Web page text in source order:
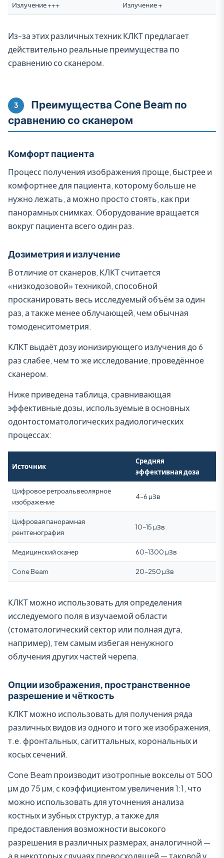
Излучение +++ Излучение +
Из-за этих различных техник КЛКТ предлагает
действительно реальные преимущества по
сравнению со сканером.
3
Преимущества Cone Beam по
сравнению со сканером
Комфорт пациента
Процесс получения изображения проще, быстрее и
комфортнее для пациента, которому больше не
нужно лежать, а можно просто стоять, как при
панорамных снимках. Оборудование вращается
вокруг пациента всего один раз.
Дозиметрия и излучение
В отличие от сканеров, КЛКТ считается
«низкодозовой» техникой, способной
просканировать весь исследуемый объём за один
раз, а также менее облучающей, чем обычная
томоденситометрия.
КЛКТ выдаёт дозу ионизирующего излучения до 6
раз слабее, чем то же исследование, проведённое
сканером.
Ниже приведена таблица, сравнивающая
эффективные дозы, используемые в основных
одонтостоматологических радиологических
процессах:
Источник
Средняя
эффективная доза
Цифровое ретроальвеолярное
изображение
4–6 µЗв
Цифровая панорамная
рентгенография
10–15 µЗв
Медицинский сканер 60–1300 µЗв
Cone Beam 20–250 µЗв
КЛКТ можно использовать для определения
исследуемого поля в изучаемой области
(стоматологический сектор или полная дуга,
например), тем самым избегая ненужного
облучения других частей черепа.
Опции изображения, пространственное
разрешение и чёткость
КЛКТ можно использовать для получения ряда
различных видов из одного и того же изображения,
т.е. фронтальных, сагиттальных, корональных и
косых сечений.
Cone Beam производит изотропные вокселы от 500
µм до 75 µм, с коэффициентом увеличения 1:1, что
можно использовать для уточнения анализа
костных и зубных структур, а также для
предоставления возможности высокого
разрешения в различных размерах, аналогичной —
а в некоторых случаях превосходящей — таковой у